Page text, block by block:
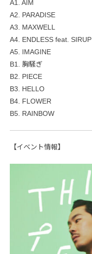
A1. AIM
A2. PARADISE
A3. MAXWELL
A4. ENDLESS feat. SIRUP
A5. IMAGINE
B1. 胸騒ぎ
B2. PIECE
B3. HELLO
B4. FLOWER
B5. RAINBOW
【イベント情報】